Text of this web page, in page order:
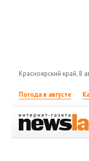
Красноярский край, 8
Погода в августе